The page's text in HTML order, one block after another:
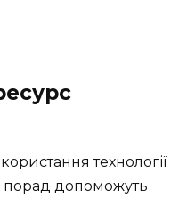
технології
порад допоможуть